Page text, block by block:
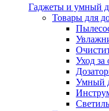
Гаджеты и умный
Товары для
Уход за
Умный